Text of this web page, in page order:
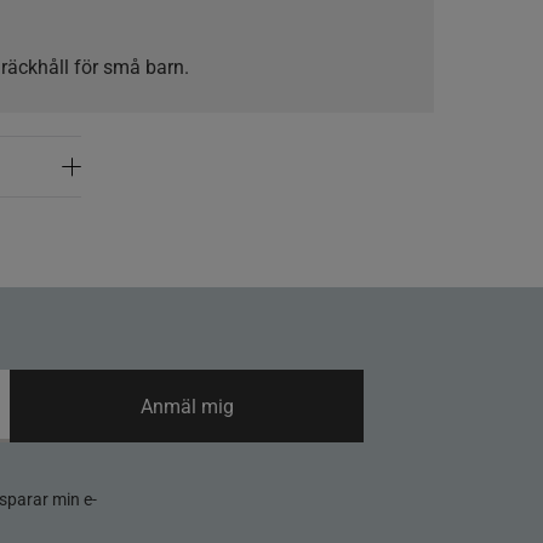
för små barn.
min e-
Anmäl mig